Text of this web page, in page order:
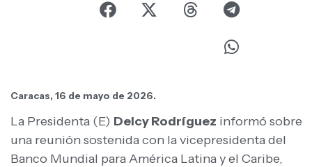
Caracas, 16 de mayo de 2026.
La Presidenta (E) Delcy Rodríguez informó sobre
una reunión sostenida con la vicepresidenta del
Banco Mundial para América Latina y el Caribe,